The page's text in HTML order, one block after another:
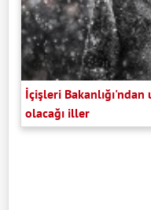
İçişleri Bakanlığı'ndan
olacağı iller